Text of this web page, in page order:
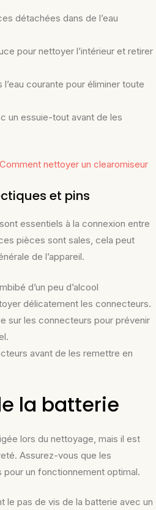
détachées dans de l’eau
pour nettoyer l’intérieur et retirer
courante pour éliminer toute
un essuie-tout avant de les
Comment nettoyer un clearomiseur
et pins
sont essentiels à la connexion entre
pièces sont sales, cela peut
de l’appareil.
d’un peu d’alcool
délicatement les connecteurs.
sur les connecteurs pour prévenir
avant de les remettre en
la batterie
lors du nettoyage, mais il est
Assurez-vous que les
un fonctionnement optimal.
le pas de vis de la batterie avec un